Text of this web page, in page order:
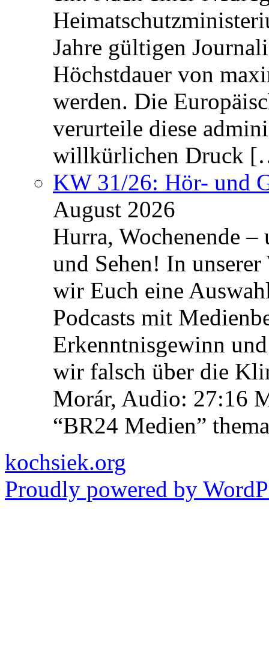
Jahre gültigen
Höchstdauer von
werden. Die
verurteile diese
willkürlichen Druck
KW 31/26: Hör- und
August 2026
Hurra, Wochenende
und Sehen! In unserer
wir Euch eine
Podcasts mit
Erkenntnisgewinn
wir falsch über die
Morár, Audio: 27:16
“BR24 Medien”
kochsiek.org
Proudly powered by